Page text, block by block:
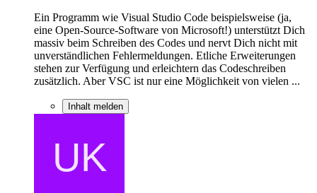
Ein Programm wie Visual Studio Code beispielsweise (ja,
eine Open-Source-Software von Microsoft!) unterstützt Dich
massiv beim Schreiben des Codes und nervt Dich nicht mit
unverständlichen Fehlermeldungen. Etliche Erweiterungen
stehen zur Verfügung und erleichtern das Codeschreiben
zusätzlich. Aber VSC ist nur eine Möglichkeit von vielen ...
Inhalt melden